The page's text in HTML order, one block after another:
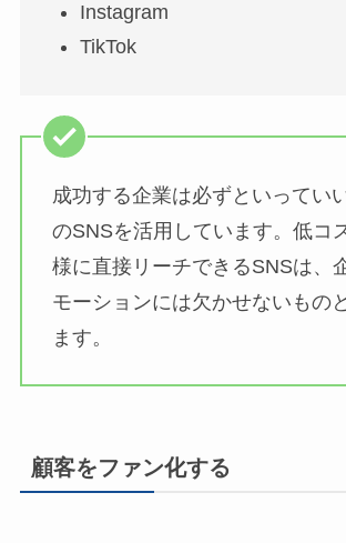
Instagram
TikTok
成功する企業は必ずといってい
のSNSを活用しています。低コ
様に直接リーチできるSNSは、
モーションには欠かせないもの
ます。
顧客をファン化する